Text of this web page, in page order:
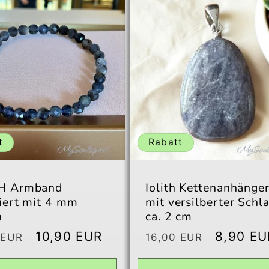
Armband
mit 4 mm
Verkaufspreis
10,90 EUR
Rabatt
Iolith Kettenanhänger
mit versilberter
ca. 2 cm
Normaler
16,00 EUR 8,90